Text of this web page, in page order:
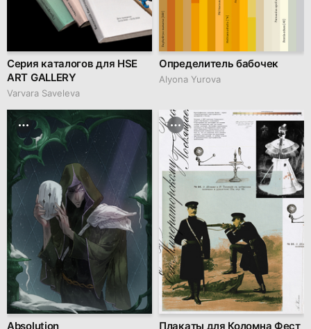
Серия каталогов для HSE
ART GALLERY
Varvara Saveleva
Определитель бабочек
Alyona Yurova
Absolution Плакаты для Коломна Фест